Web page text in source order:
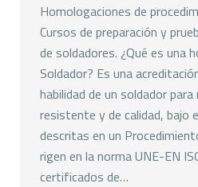
Homologaciones de
Cursos de preparación y
de soldadores. ¿Qué es una
Soldador? Es una
habilidad de un soldador
resistente y de calidad, bajo
descritas en un
rigen en la norma UNE-EN
certificados de…